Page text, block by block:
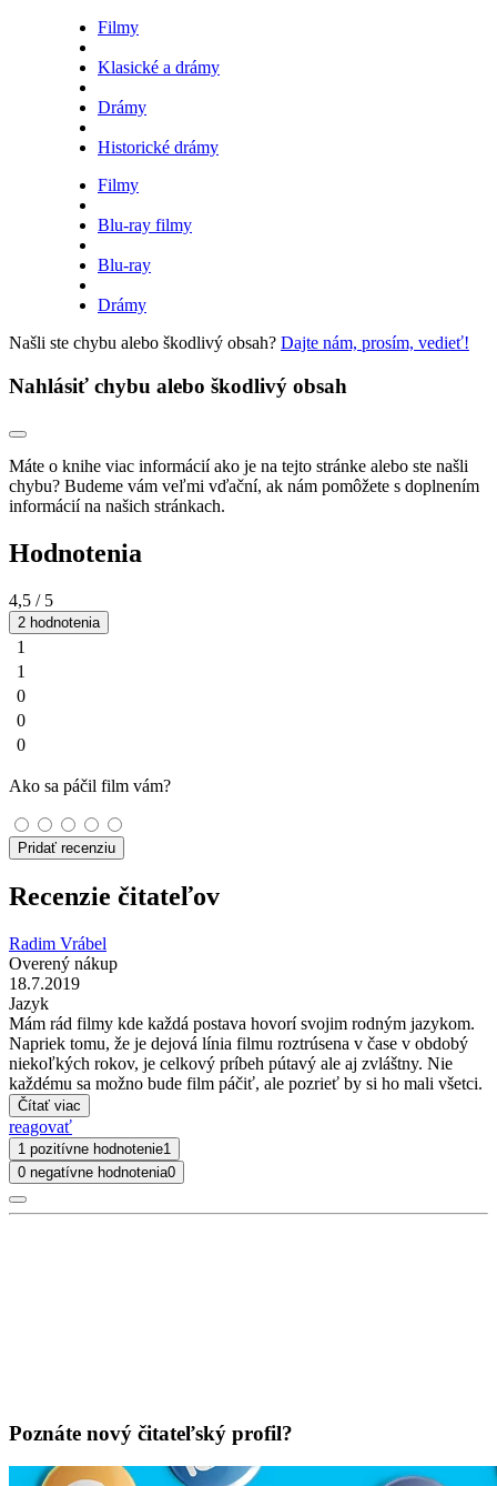
Filmy
Klasické a drámy
Drámy
Historické drámy
Filmy
Blu-ray filmy
Blu-ray
Drámy
Našli ste chybu alebo škodlivý obsah? Dajte nám, prosím, vedieť!
Nahlásiť chybu alebo škodlivý obsah
Máte o knihe viac informácií ako je na tejto stránke alebo ste našli
chybu? Budeme vám veľmi vďační, ak nám pomôžete s doplnením
informácií na našich stránkach.
Hodnotenia
4,5 / 5
2 hodnotenia
1
1
0
0
0
Ako sa páčil film vám?
Pridať recenziu
Recenzie čitateľov
Radim Vrábel
Overený nákup
18.7.2019
Jazyk
Mám rád filmy kde každá postava hovorí svojim rodným jazykom.
Napriek tomu, že je dejová línia filmu roztrúsena v čase v obdobý
niekoľkých rokov, je celkový príbeh pútavý ale aj zvláštny. Nie
každému sa možno bude film páčiť, ale pozrieť by si ho mali všetci.
Čítať viac
reagovať
1 pozitívne hodnotenie1
0 negatívne hodnotenia0
Poznáte nový čitateľský profil?